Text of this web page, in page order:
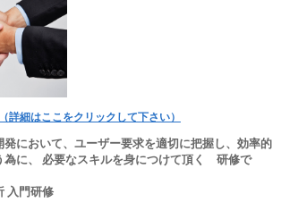
細はここをクリックして下さい）
において、ユーザー要求を適切に把握し、効率的
為に、 必要なスキルを身につけて頂く 研修で
入門研修